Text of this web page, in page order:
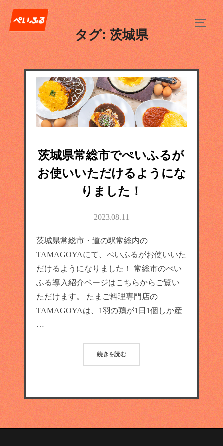
タグ:茨城県
茨城県常総市でぺいふるが
お使いいただけるようにな
りました！
2023.08.11
茨城県常総市・道の駅常総内の
TAMAGOYAにて、ぺいふるがお使いいた
だけるようになりました！ 常総市のぺい
ふる導入紹介ページはこちらからご覧い
ただけます。 たまご料理専門店の
TAMAGOYAは、1羽の鶏が1日1個しか産
…
続きを読む